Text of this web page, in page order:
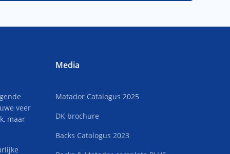
veer
maar
Media
Matador Catalogus 2025
DK brochure
Backs Catalogus 2023